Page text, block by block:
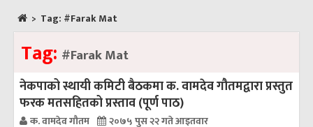
> Tag: #Farak Mat
Tag: #Farak Mat
नेकपाको स्थायी कमिटी बैठकमा क. वामदेव गौतमद्वारा प्रस्तुत
फरक मतसहितको प्रस्ताव (पूर्ण पाठ)
क. वामदेव गौतम २०७५ पुस २२ गते आइतवार